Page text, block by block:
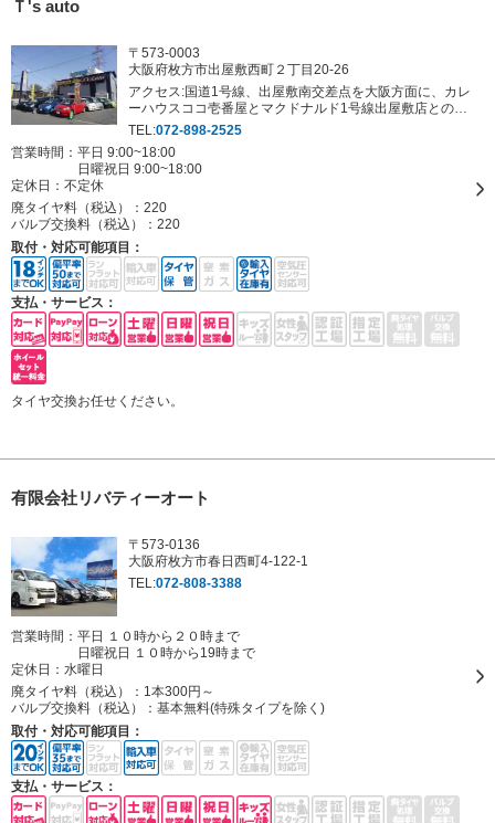
Ｔ's auto
〒573-0003
大阪府枚方市出屋敷西町２丁目20-26
アクセス:国道1号線、出屋敷南交差点を大阪方面に、カレ
ーハウスココ壱番屋とマクドナルド1号線出屋敷店との間
にあります。
TEL:072-898-2525
営業時間：平日 9:00~18:00
日曜祝日 9:00~18:00
定休日： 不定休
廃タイヤ料（税込）： 220
バルブ交換料（税込）： 220
取付・対応可能項目：
支払・サービス：
タイヤ交換お任せください。
有限会社リバティーオート
〒573-0136
大阪府枚方市春日西町4-122-1
TEL:072-808-3388
営業時間：平日 １０時から２０時まで
日曜祝日 １０時から19時まで
定休日： 水曜日
廃タイヤ料（税込）： 1本300円～
バルブ交換料（税込）： 基本無料(特殊タイプを除く)
取付・対応可能項目：
支払・サービス：